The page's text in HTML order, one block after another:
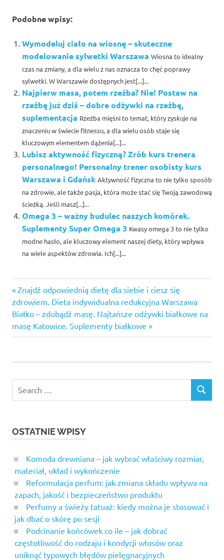
Podobne wpisy:
Wymodeluj ciało na wiosnę – skuteczne
modelowanie sylwetki Warszawa Wiosna to idealny
czas na zmiany, a dla wielu z nas oznacza to chęć poprawy
sylwetki. W Warszawie dostępnych jest[...]...
Najpierw masa, potem rzeźba? Nie! Postaw na
rzeźbę już dziś – dobre odżywki na rzeźbę,
suplementacja Rzeźba mięśni to temat, który zyskuje na
znaczeniu w świecie fitnessu, a dla wielu osób staje się
kluczowym elementem dążenia[...]...
Lubisz aktywność fizyczną? Zrób kurs trenera
personalnego! Personalny trener osobisty kurs
Warszawa i Gdańsk Aktywność fizyczna to nie tylko sposób
na zdrowie, ale także pasja, która może stać się Twoją zawodową
ścieżką. Jeśli masz[...]...
Omega 3 – ważny budulec naszych komórek.
Suplementy Super Omega 3 Kwasy omega 3 to nie tylko
modne hasło, ale kluczowy element naszej diety, który wpływa
na wiele aspektów zdrowia. Ich[...]...
ćwiczenia
na
kondycję
poznań
dieta
gdynia
kurs trenera
personalnego
modelowanie
odżywki
skuteczne
modelowanie
sylwetki
spalacz
tłuszczu
sprzęt
Nawigacja
wpisu
Previous
Post:
Znajdź odpowiednią dietę dla siebie i ciesz się
zdrowiem. Dieta indywidualna redukcyjna Warszawa
Next
Post:
Białko – zdobądź masę. Najtańsze odżywki białkowe na
masę Katowice. Suplementy białkowe
OSTATNIE WPISY
Komoda drewniana – jak wybrać właściwy rozmiar,
materiał, układ i wykończenie
Reformulacja perfum: jak zmiana składu wpływa na
zapach, jakość i bezpieczeństwo produktu
Perfumy a świeży tatuaż: kiedy można je stosować i
jak dbać o skórę po sesji
Podcinanie końcówek co ile – jak dobrać
częstotliwość do rodzaju i kondycji włosów oraz
uniknąć typowych błędów pielęgnacyjnych